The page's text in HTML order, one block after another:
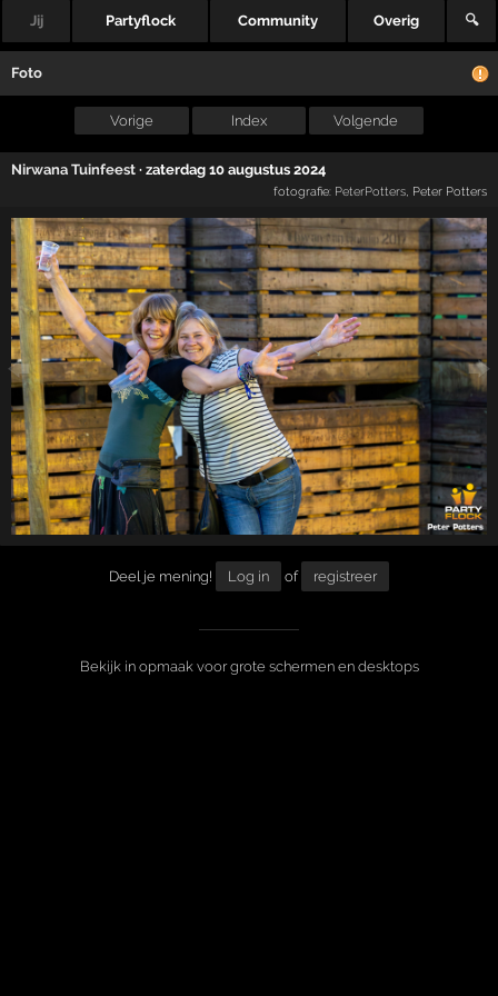
Jij Partyflock Community Overig 🔍
Foto
Vorige Index Volgende
Nirwana Tuinfeest ·zaterdag 10 augustus 2024
fotografie: PeterPotters, Peter Potters
Deel je mening! Log in of registreer
Bekijk in opmaak voor grote schermen en desktops